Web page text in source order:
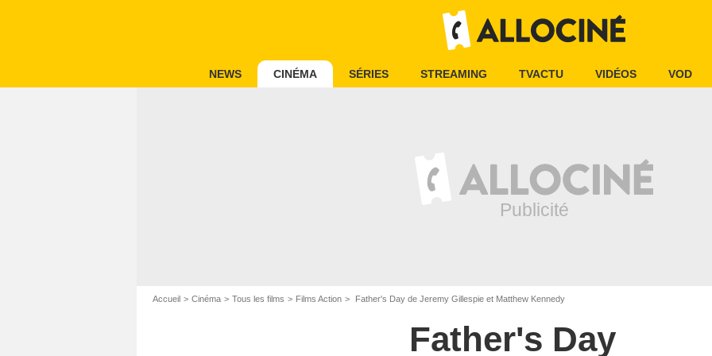
NEWS CINÉMA SÉRIES STREAMING TVACTU VIDÉOS VOD
Accueil Cinéma Tous les films Films Action Father's Day de Jeremy Gillespie et Matthew Kennedy
Father's Day